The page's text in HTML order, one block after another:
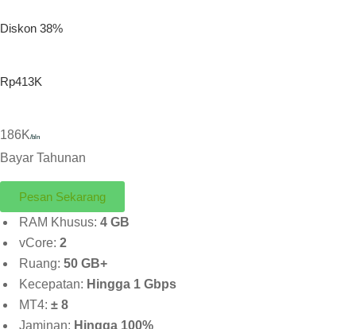
Diskon 38%
Rp413K
186K/bln
Bayar Tahunan
Pesan Sekarang
RAM Khusus: 4 GB
vCore: 2
Ruang: 50 GB+
Kecepatan: Hingga 1 Gbps
MT4: ± 8
Jaminan: Hingga 100%